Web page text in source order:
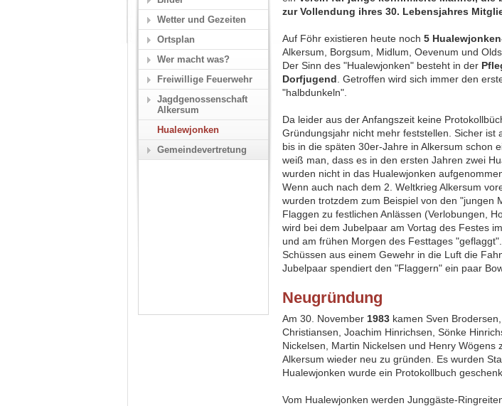
zur Vollendung ihres 30. Lebensjahres
Auf Föhr existieren heute noch 5
Alkersum, Borgsum, Midlum, Oevenum und
Der Sinn des "Hualewjonken" besteht in der
Dorfjugend . Getroffen wird sich immer den
"halbdunkeln".
Da leider aus der Anfangszeit keine
Gründungsjahr nicht mehr feststellen. Sicher ist
bis in die späten 30er-Jahre in Alkersum schon
weiß man, dass es in den ersten Jahren zwei
wurden nicht in das Hualewjonken
Wenn auch nach dem 2. Weltkrieg Alkersum
wurden trotzdem zum Beispiel von den "jungen
Flaggen zu festlichen Anlässen (Verlobungen,
wird bei dem Jubelpaar am Vortag des Festes
und am frühen Morgen des Festtages
Schüssen aus einem Gewehr in die Luft die
Jubelpaar spendiert den "Flaggern" ein paar
Neugründung
Am 30. November 1983 kamen Sven
Christiansen, Joachim Hinrichsen, Sönke
Nickelsen, Martin Nickelsen und Henry Wögens
Alkersum wieder neu zu gründen. Es wurden
Hualewjonken wurde ein Protokollbuch
Vom Hualewjonken werden Junggäste-
Wetter und Gezeiten
Ortsplan
Wer macht was?
Freiwillige Feuerwehr
Jagdgenossenschaft
Alkersum
Hualewjonken
Gemeindevertretung